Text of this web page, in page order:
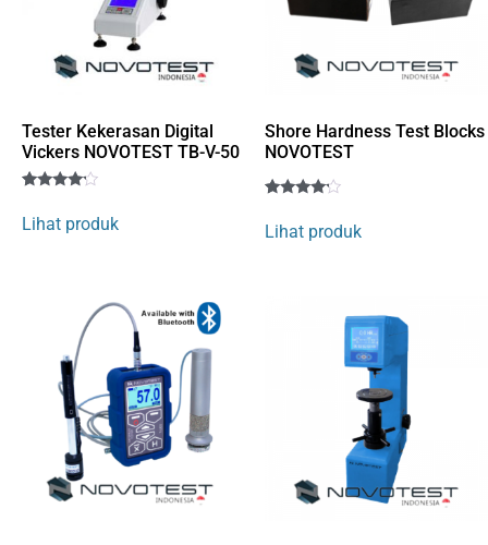
Tester Kekerasan Digital
Vickers NOVOTEST TB-V-50
4
out of 5
Lihat produk
Shore Hardness Test Blocks
NOVOTEST
4
out of 5
Lihat produk